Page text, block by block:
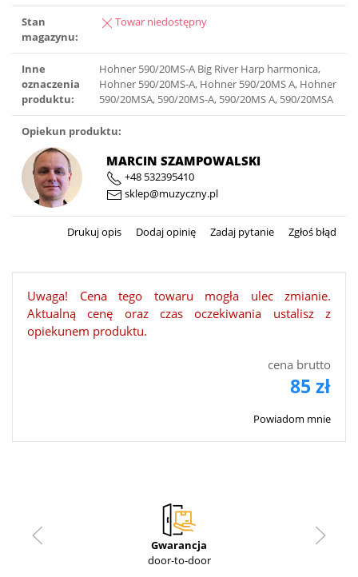
Stan
magazynu:
Towar niedostępny
Inne
oznaczenia
produktu:
Hohner 590/20MS-A Big River Harp harmonica,
Hohner 590/20MS-A, Hohner 590/20MS A, Hohner
590/20MSA, 590/20MS-A, 590/20MS A, 590/20MSA
Opiekun produktu:
MARCIN SZAMPOWALSKI
+48 532395410
sklep@muzyczny.pl
Drukuj opis Dodaj opinię Zadaj pytanie Zgłoś błąd
Uwaga! Cena tego towaru mogła ulec zmianie.
Aktualną cenę oraz czas oczekiwania ustalisz z
opiekunem produktu.
cena brutto
85 zł
Powiadom mnie
Gwarancja
door-to-door